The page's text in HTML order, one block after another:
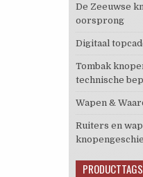
De Zeeuwse
oorsprong
Digitaal
Tombak
technische
Wapen &
Ruiters en
PRODUCTTAGS